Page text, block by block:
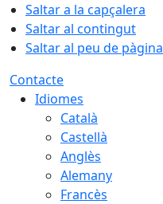
Saltar a la capçalera
Saltar al contingut
Saltar al peu de pàgina
Contacte
Idiomes
Català
Castellà
Anglès
Alemany
Francès